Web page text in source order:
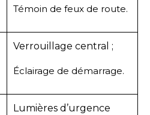
Témoin de feux de route.
Verrouillage central ;
Éclairage de démarrage.
Lumières d’urgence